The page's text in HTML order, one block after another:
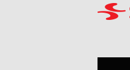
Image